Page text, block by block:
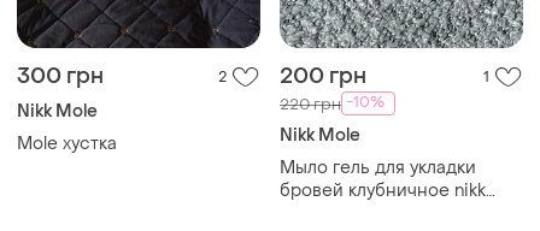
300 грн 2
Nikk Mole
Mole хустка
200 грн 1
220 грн -10%
Nikk Mole
Мыло гель для укладки
бровей клубничное nikk